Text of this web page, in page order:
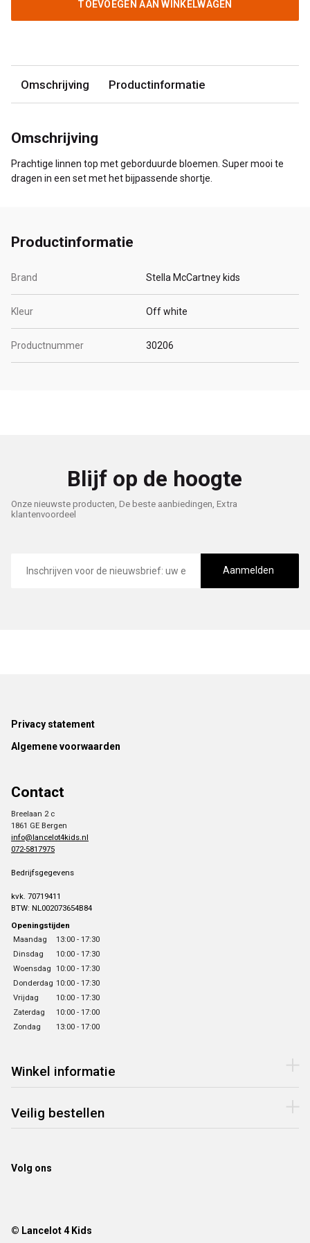
TOEVOEGEN AAN WINKELWAGEN
Omschrijving Productinformatie
Omschrijving
Prachtige linnen top met geborduurde bloemen. Super mooi te
dragen in een set met het bijpassende shortje.
Productinformatie
Brand Stella McCartney kids
Kleur Off white
Productnummer 30206
Blijf op de hoogte
Onze nieuwste producten, De beste aanbiedingen, Extra
klantenvoordeel
mailadres
Aanmelden
Footer
Privacy statement
Algemene voorwaarden
Contact
Breelaan 2 c
1861 GE Bergen
info@lancelot4kids.nl
072-5817975
Bedrijfsgegevens
kvk. 70719411
BTW: NL002073654B84
Openingstijden
Maandag
13:00 - 17:30
Dinsdag
10:00 - 17:30
Woensdag 10:00 - 17:30
Donderdag 10:00 - 17:30
Vrijdag
10:00 - 17:30
Zaterdag
10:00 - 17:00
Zondag
13:00 - 17:00
Winkel informatie
Veilig bestellen
Volg ons
© Lancelot 4 Kids